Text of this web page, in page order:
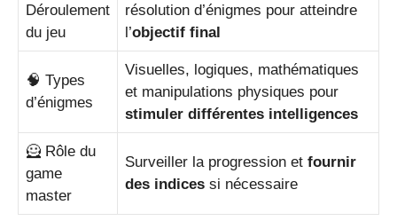
Déroulement
du jeu
résolution d’énigmes pour atteindre
l’objectif final
🧠 Types
d’énigmes
Visuelles, logiques, mathématiques
et manipulations physiques pour
stimuler différentes intelligences
🦸 Rôle du
game
master
Surveiller la progression et fournir
des indices si nécessaire